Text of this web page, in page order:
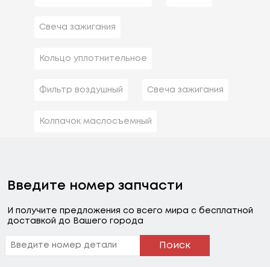
Свеча зажигания
Кольцо уплотнительное
Фильтр воздушный Свеча зажигания
Колпачок маслосъемный
Введите номер запчасти
И получите предложения со всего мира с бесплатной
доставкой до Вашего города
Поиск